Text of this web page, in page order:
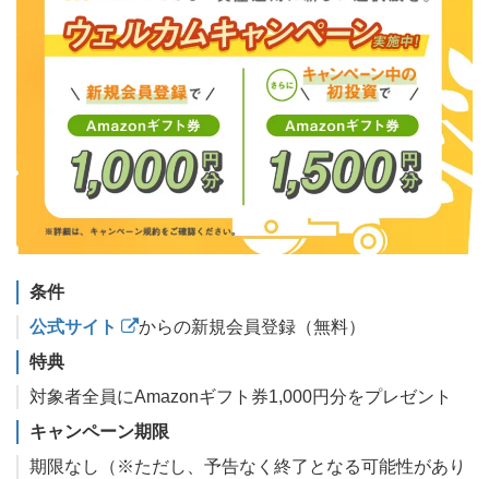
条件
公式サイト
からの新規会員登録（無料）
特典
対象者全員にAmazonギフト券1,000円分をプレゼント
キャンペーン期限
期限なし（※ただし、予告なく終了となる可能性があり